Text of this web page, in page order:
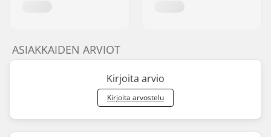
ASIAKKAIDEN ARVIOT
Kirjoita arvio
Kirjoita arvostelu